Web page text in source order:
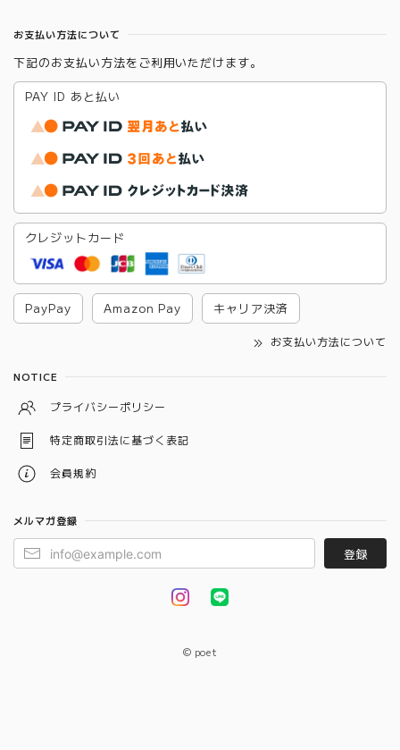
お支払い方法について
下記のお支払い方法をご利用いただけます。
PAY ID あと払い
クレジットカード
PayPay Amazon Pay キャリア決済
お支払い方法について
NOTICE
プライバシーポリシー
特定商取引法に基づく表記
会員規約
メルマガ登録
登録
© poet